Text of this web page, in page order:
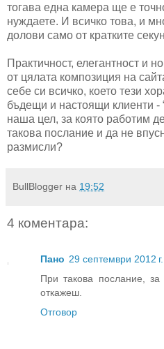
тогава една камера ще е
нуждаете. И всичко това, и
долови само от кратките
Практичност, елегантност и
от цялата композиция на
себе си всичко, което тези
бъдещи и настоящи клиенти -
наша цел, за която работим
такова послание и да не
размисли?
BullBlogger на 19:52
4 коментара:
Пано 29 септември 2012
При такова послание,
откажеш.
Отговор